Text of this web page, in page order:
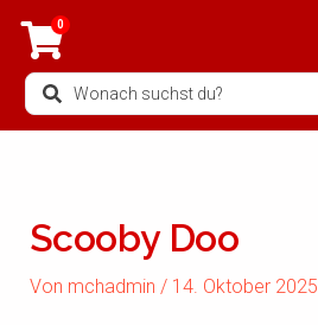
Inhalt
springen
0
Search
...
Scooby Doo
Von mchadmin / 14. Oktober 2025